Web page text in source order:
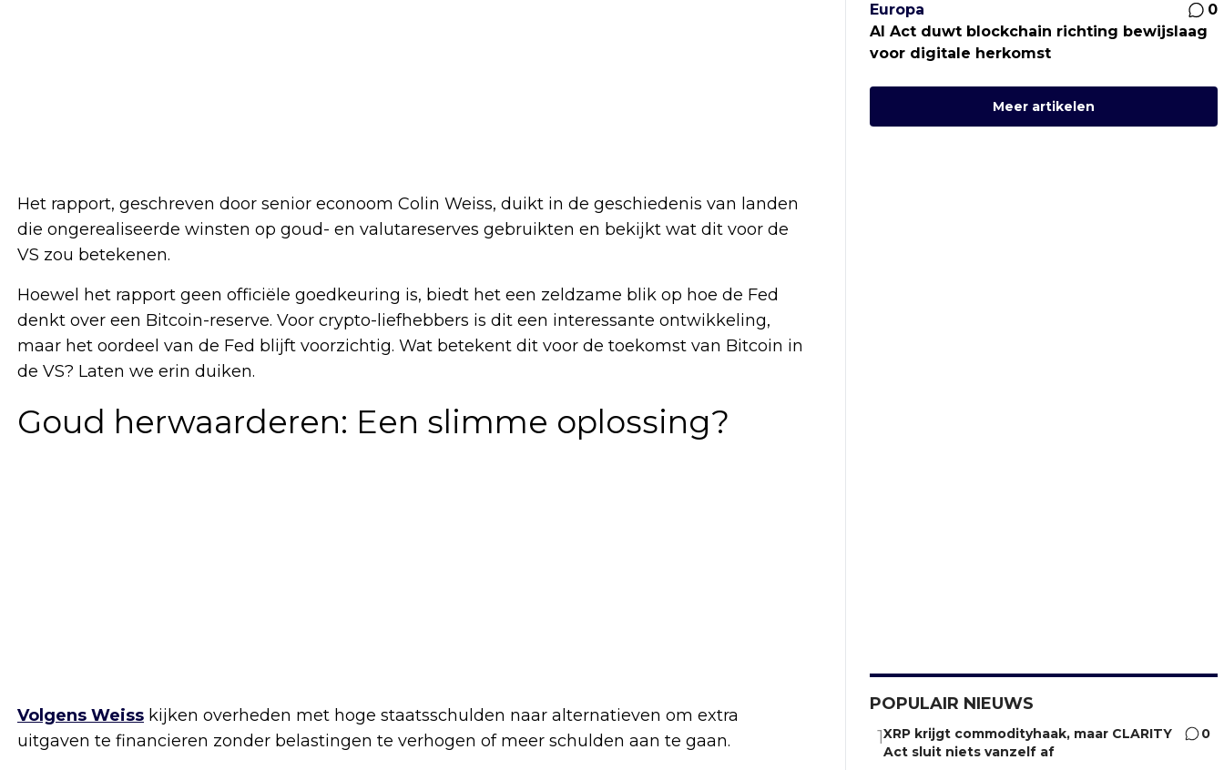
Het rapport, geschreven door senior econoom Colin Weiss, duikt in de geschiedenis van landen
die ongerealiseerde winsten op goud- en valutareserves gebruikten en bekijkt wat dit voor de
VS zou betekenen.
Hoewel het rapport geen officiële goedkeuring is, biedt het een zeldzame blik op hoe de Fed
denkt over een Bitcoin-reserve. Voor crypto-liefhebbers is dit een interessante ontwikkeling,
maar het oordeel van de Fed blijft voorzichtig. Wat betekent dit voor de toekomst van Bitcoin in
de VS? Laten we erin duiken.
Goud herwaarderen: Een slimme oplossing?
Volgens Weiss kijken overheden met hoge staatsschulden naar alternatieven om extra
uitgaven te financieren zonder belastingen te verhogen of meer schulden aan te gaan.
Europa
0
AI Act duwt blockchain richting bewijslaag
voor digitale herkomst
Meer artikelen
POPULAIR NIEUWS
1XRP krijgt commodityhaak, maar CLARITY
Act sluit niets vanzelf af
0